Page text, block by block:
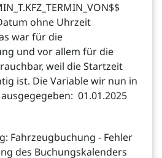
ohne Uhrzeit
war für die
und vor allem für die
weil die Startzeit
ist. Die Variable wir nun in
01.01.2025
Fahrzeugbuchung - Fehler
des Buchungskalenders